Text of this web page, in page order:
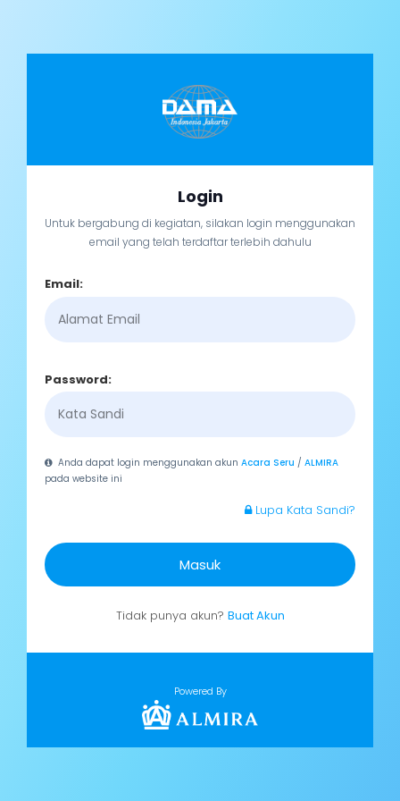
Login
Untuk bergabung di kegiatan, silakan login menggunakan
email yang telah terdaftar terlebih dahulu
Email:
Password:
Anda dapat login menggunakan akunAcara Seru /ALMIRA
pada website ini
Lupa Kata Sandi?
Masuk
Tidak punya akun? Buat Akun
Powered By